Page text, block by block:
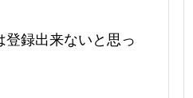
登録出来ないと思っ